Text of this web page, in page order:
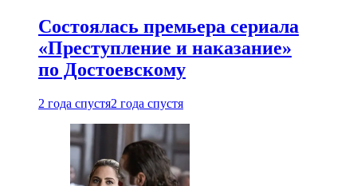
Состоялась премьера сериала
«Преступление и наказание»
по Достоевскому
2 года спустя2 года спустя